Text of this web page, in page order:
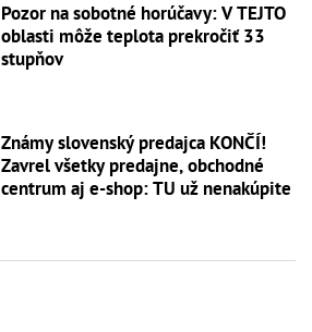
Pozor na sobotné horúčavy: V TEJTO
oblasti môže teplota prekročiť 33
stupňov
Známy slovenský predajca KONČÍ!
Zavrel všetky predajne, obchodné
centrum aj e-shop: TU už nenakúpite